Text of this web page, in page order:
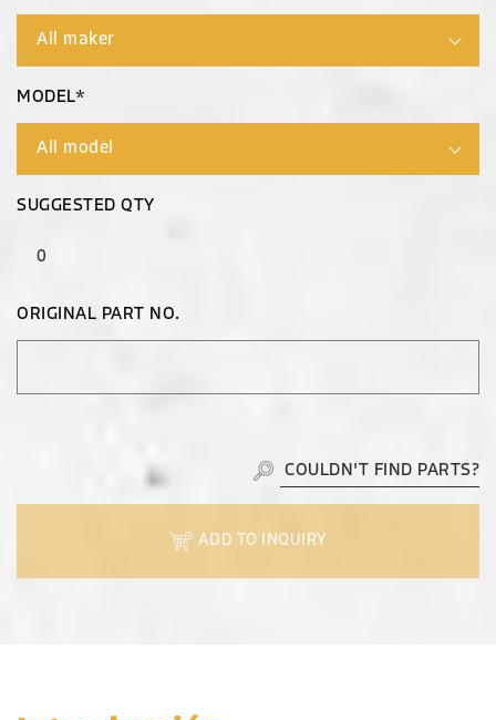
MODEL*
SUGGESTED QTY
0
ORIGINAL PART NO.
COULDN'T FIND PARTS?
ADD TO INQUIRY